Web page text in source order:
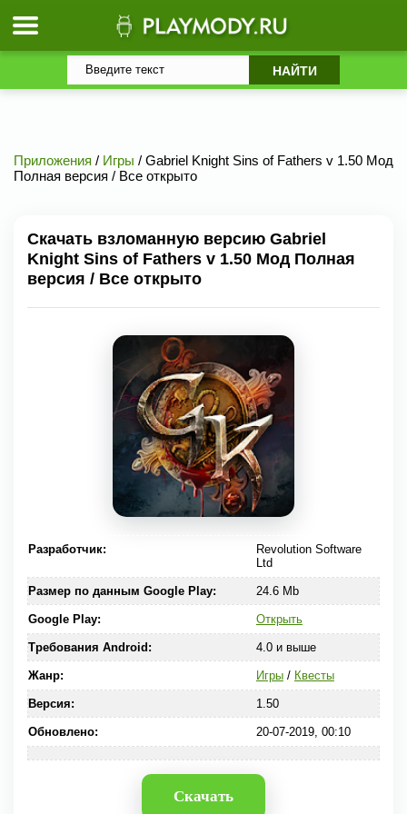
Приложения / Игры / Gabriel Knight Sins of Fathers v 1.50 Мод
Полная версия / Все открыто
Скачать взломанную версию Gabriel
Knight Sins of Fathers v 1.50 Мод Полная
версия / Все открыто
Разработчик:
Revolution Software
Ltd
Размер по данным Google Play: 24.6 Mb
Google Play: Открыть
Требования Android: 4.0 и выше
Жанр: Игры/ Квесты
Версия: 1.50
Обновлено: 20-07-2019, 00:10
Скачать